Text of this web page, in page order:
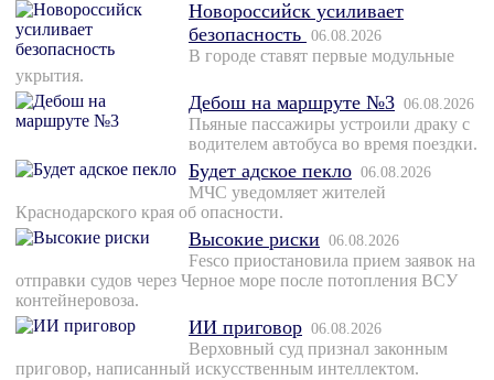
Новороссийск усиливает
безопасность 06.08.2026
В городе ставят первые модульные
укрытия.
Дебош на маршруте №3 06.08.2026
Пьяные пассажиры устроили драку с
водителем автобуса во время поездки.
Будет адское пекло 06.08.2026
МЧС уведомляет жителей
Краснодарского края об опасности.
Высокие риски 06.08.2026
Fesco приостановила прием заявок на
отправки судов через Черное море после потопления ВСУ
контейнеровоза.
ИИ приговор 06.08.2026
Верховный суд признал законным
приговор, написанный искусственным интеллектом.